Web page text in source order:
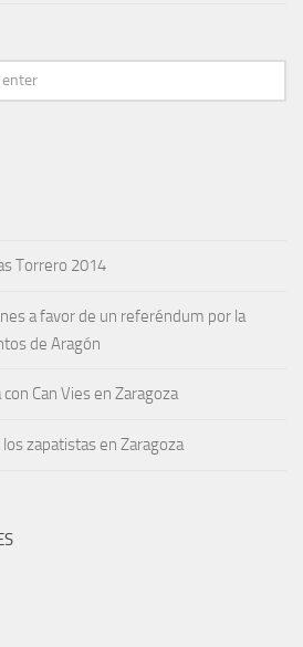
Torrero 2014
a favor de un referéndum por la
de Aragón
Can Vies en Zaragoza
zapatistas en Zaragoza